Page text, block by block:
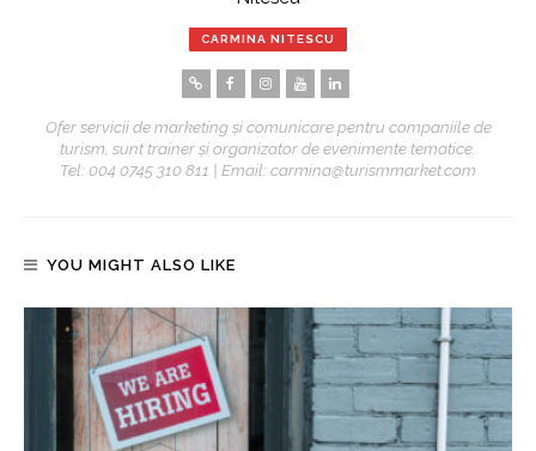
CARMINA NITESCU
Ofer servicii de marketing și comunicare pentru companiile de
turism, sunt trainer și organizator de evenimente tematice.
Tel: 004 0745 310 811 | Email: carmina@turismmarket.com
YOU MIGHT ALSO LIKE